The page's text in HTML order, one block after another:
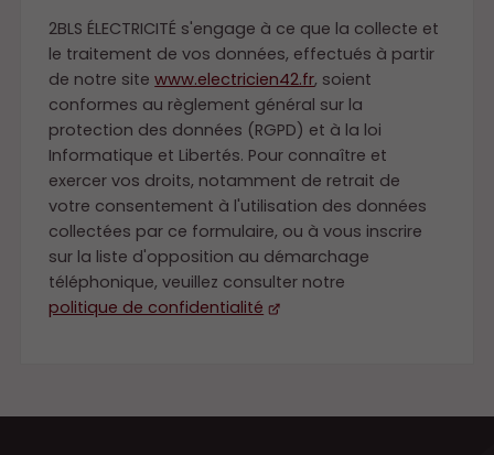
2BLS ÉLECTRICITÉ s'engage à ce que la collecte et
le traitement de vos données, effectués à partir
de notre sitewww.electricien42.fr, soient
conformes au règlement général sur la
protection des données (RGPD) et à la loi
Informatique et Libertés. Pour connaître et
exercer vos droits, notamment de retrait de
votre consentement à l'utilisation des données
collectées par ce formulaire, ou à vous inscrire
sur la liste d'opposition au démarchage
téléphonique, veuillez consulter notre
politique de confidentialité